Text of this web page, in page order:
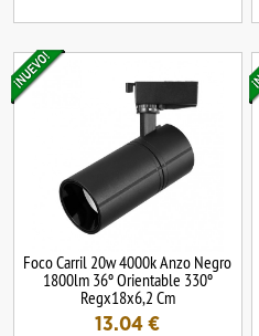
Foco Carril 20w 4000k Anzo Negro
1800lm 36º Orientable 330º
Regx18x6,2 Cm
13.04 €